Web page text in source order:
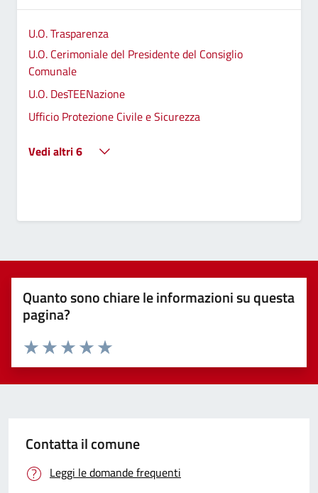
U.O. Trasparenza
U.O. Cerimoniale del Presidente del Consiglio
Comunale
U.O. DesTEENazione
Ufficio Protezione Civile e Sicurezza
Vedi altri 6
Quanto sono chiare le informazioni su questa
pagina?
Valuta 5 stelle su 5
Valuta 4 stelle su 5
Valuta 3 stelle su 5
Valuta 2 stelle su 5
Valuta 1 stelle su 5
Contatta il comune
Leggi le domande frequenti